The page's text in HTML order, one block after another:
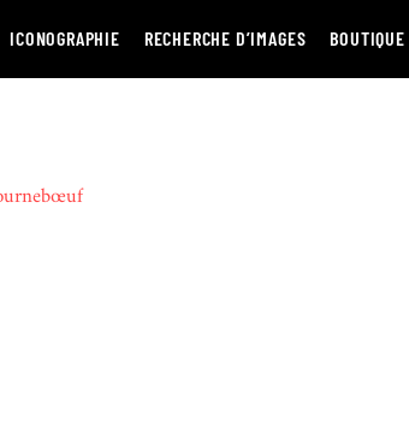
ICONOGRAPHIE RECHERCHE D’IMAGES BOUTIQUE